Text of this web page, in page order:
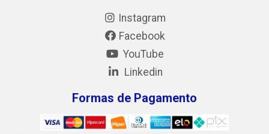
Instagram
Facebook
YouTube
Linkedin
Formas de Pagamento